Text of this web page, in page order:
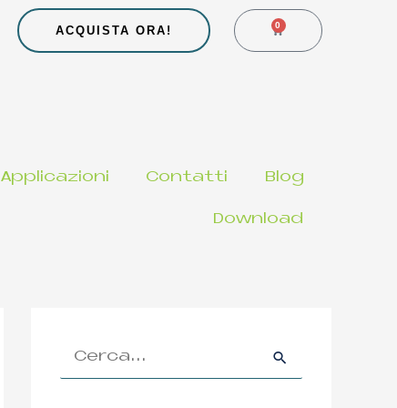
0 CARRELLO
ACQUISTA ORA!
Applicazioni Contatti Blog
Download